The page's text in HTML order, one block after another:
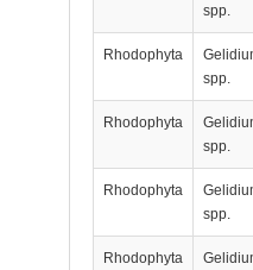
spp.
Rhodophyta
spp.
Rhodophyta
spp.
Rhodophyta
spp.
Rhodophyta